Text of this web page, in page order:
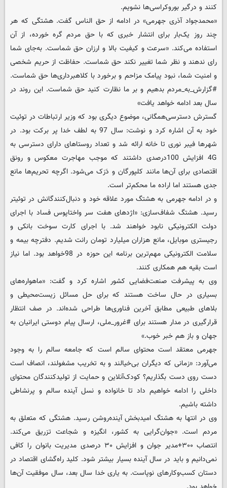
کنند و درگیر بوروکراسی‌ها نشویم.
«محمدجواد آذری جهرمی» در ادامه از حق الناس گفت. هشتگی که هر
چند روز یک‌بار برای انتشار خبری که با حق مردم گره خورده، از آن
استفاده می‌کند. «سرعت و‌ کیفیت بالا و ارزان حق شماست. به‌جای شما
رای ندهند و نظر شما تغییر نکند حق شماست. حفاظت از حریم‌ شخصی
و امنیت شما، نبود پیامک ‌مزاحم و برخورد با کلاهبرداری‌ها حق شماست.
#گزارش_به_مردم بدهیم و بر ما نظارت کنید حق شماست. این روند در
سال بعد ادامه خواهد یافت»
گسترش دسترسی‌همگانی، موضوع دیگری بود که وزیر ارتباطات در توئیت
خود به آن اشاره کرد و نوشت: سال 97 به لطف خدا پر برکت بود. در
شهرها فیبر نوری تا خانه ارائه شد و تعداد روستاهای دارای دسترسی به
4G افزایش 100درصدی داشتند که موجب مهاجرت‌ معکوس و رونق
اقتصادی برای آن‌ها مانند کلپورگان و دَرَک می‌شود. اگرچه تحریم‌ها مانع
جدی هستند اما اراده ما محکم‌تر است.
و در ادامه جهرمی به هشتگ مورد علاقه خود و دنبال‌کنندگانش در توئیتر
رسید. هشتگ شفاف‌سازی: «اژدهای هفت سر واختاپوس فساد با اجرای
دولت ‌الکترونیکی نابود خواهند شد. با اجرای کارت سوخت بانکی و
رجیستری موبایل، مانع هزاران میلیارد تومان رانت شدیم. دفترچه بیمه و
سلامت الکترونیکی مهم‌ترین برنامه این حوزه در 98خواهد بود. اما نیاز
است بقیه هم همکاری کنند.
وی به پیشرفت صنعت‌فضایی کشور اشاره کرد و گفت: «ماهواره‌های
بسیاری در حال ساخت هستند که برای حل مسائل زیست‌محیطی و
بلاهای طبیعی مطابق آخرین فناوری‌ها طراحی شده‌اند. در صف انتظار
قرارگیری در مدار هستند برای #غرور_ملی، ارسال پیام ‌دوستی ایرانیان به
جهان و باز هم خبر خوب.»
جهرمی معتقد است محتوای سالم است که جامعه سالم را به وجود
می‌آورد: «زمانی که دیگران بی‌خیالند و به تخریب مشغولند، انصاف است
دست روی دست بگذاریم؟ کودک‌آنلاین و حمایت از تولیدکنندگان محتوای
داخلی را ادامه خواهیم داد تا خانواده و نسل آینده سالم و پرنشاطی
داشته باشیم.
وی در انتها به هشتگ امیدبخش آینده‌روشن رسید. هشتگی که متعلق به
مردم است. «جوان‌گرایی به کشور، انگیزه و شجاعت تزریق می‌کند.
انتصاب ۳۰۰+مدیر جوان و افزایش ۳۰ درصدی مدیریت بانوان را کافی
نمی‌دانیم و باید در سال آینده بسیار بیشتر شود. کلید راه‌گشای اقتصاد در
دستان کسب‌وکارهای نوپاست. به یاری خدا سال بعد، سال موفقیت آن‌ها